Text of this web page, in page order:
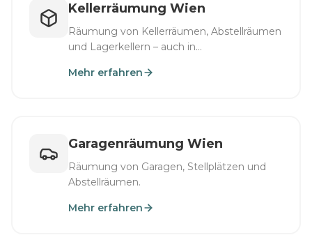
Kellerräumung Wien
Räumung von Kellerräumen, Abstellräumen
und Lagerkellern – auch in
Mehr erfahren
Garagenräumung Wien
Räumung von Garagen, Stellplätzen und
Abstellräumen.
Mehr erfahren